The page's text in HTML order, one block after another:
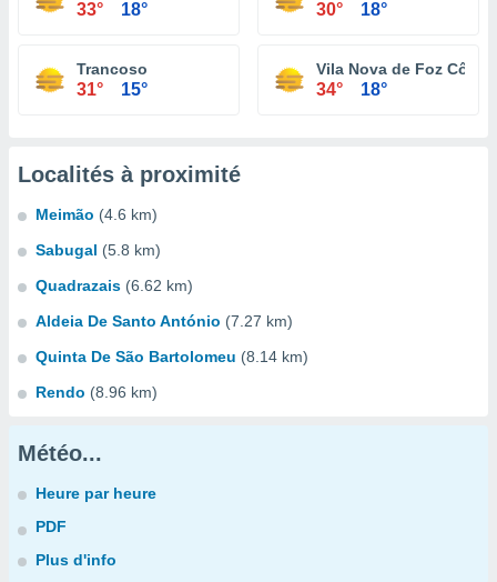
33° 18° 30° 18°
Trancoso
31° 15°
Vila Nova de Foz Côa
34° 18°
Localités à proximité
Meimão (4.6 km)
Sabugal (5.8 km)
Quadrazais (6.62 km)
Aldeia De Santo António (7.27 km)
Quinta De São Bartolomeu (8.14 km)
Rendo (8.96 km)
Météo...
Heure par heure
PDF
Plus d'info